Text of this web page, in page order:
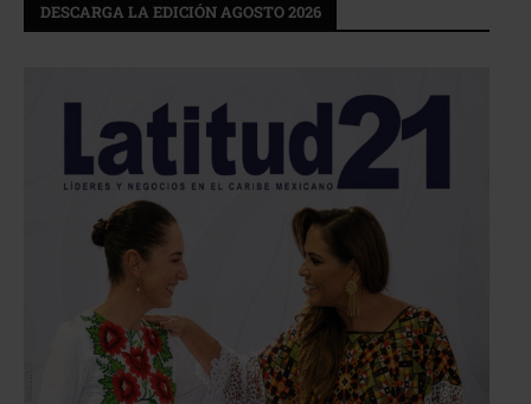
DESCARGA LA EDICIÓN AGOSTO 2026